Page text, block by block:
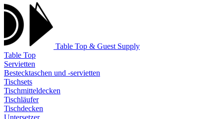
Table Top & Guest Supply
Table Top
Servietten
Bestecktaschen und -servietten
Tischsets
Tischmitteldecken
Tischläufer
Tischdecken